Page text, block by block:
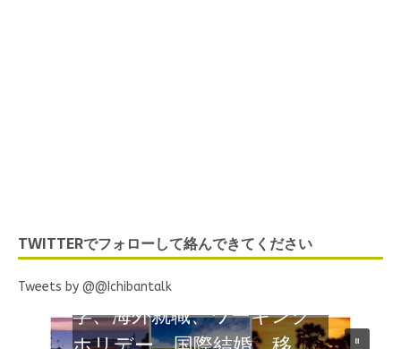
TWITTERでフォローして絡んできてください
Tweets by @@Ichibantalk
ネットラジオ 海外でがん
ばる日本人のナマの声 留
学、海外就職、ワーキング